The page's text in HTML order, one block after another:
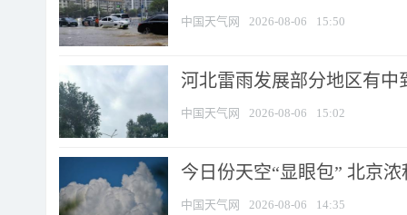
中国天气网 2026-08-06 15:50
河北雷雨发展部分地区有中
中国天气网 2026-08-06 15:02
今日份天空“显眼包” 北京
中国天气网 2026-08-06 14:35